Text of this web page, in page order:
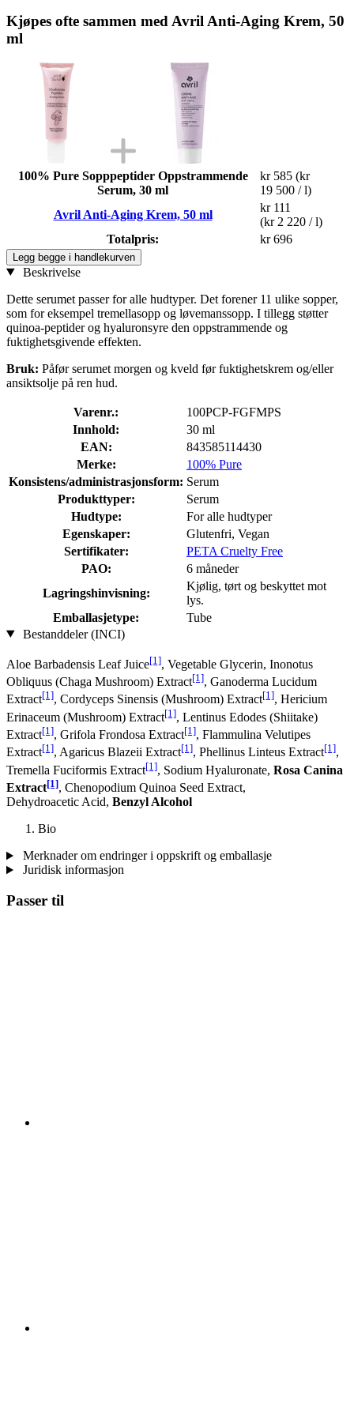
Kjøpes ofte sammen med Avril Anti-Aging Krem, 50
ml
100% Pure Sopppeptider Oppstrammende
Serum, 30 ml
kr 585 (kr
19 500 / l)
Avril Anti-Aging Krem, 50 ml
kr 111
(kr 2 220 / l)
Totalpris:
kr 696
Legg begge i handlekurven
Beskrivelse
Dette serumet passer for alle hudtyper. Det forener 11 ulike sopper,
som for eksempel tremellasopp og løvemanssopp. I tillegg støtter
quinoa-peptider og hyaluronsyre den oppstrammende og
fuktighetsgivende effekten.
Bruk: Påfør serumet morgen og kveld før fuktighetskrem og/eller
ansiktsolje på ren hud.
Varenr.:
100PCP-FGFMPS
Innhold:
30 ml
EAN:
843585114430
Merke:
100% Pure
Konsistens/administrasjonsform: Serum
Produkttyper:
Serum
Hudtype:
For alle hudtyper
Egenskaper:
Glutenfri, Vegan
Sertifikater:
PETA Cruelty Free
PAO:
6 måneder
Lagringshinvisning:
Kjølig, tørt og beskyttet mot
lys.
Emballasjetype:
Tube
Bestanddeler (INCI)
Aloe Barbadensis Leaf Juice[1], Vegetable Glycerin, Inonotus
Obliquus (Chaga Mushroom) Extract[1], Ganoderma Lucidum
Extract[1], Cordyceps Sinensis (Mushroom) Extract[1], Hericium
Erinaceum (Mushroom) Extract[1], Lentinus Edodes (Shiitake)
Extract[1], Grifola Frondosa Extract[1], Flammulina Velutipes
Extract[1], Agaricus Blazeii Extract[1], Phellinus Linteus Extract[1],
Tremella Fuciformis Extract[1], Sodium Hyaluronate, Rosa Canina
Extract[1], Chenopodium Quinoa Seed Extract,
Dehydroacetic Acid, Benzyl Alcohol
Bio
Merknader om endringer i oppskrift og emballasje
Juridisk informasjon
Passer til